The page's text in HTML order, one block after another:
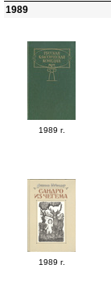
1989
1989 г.
1989 г.